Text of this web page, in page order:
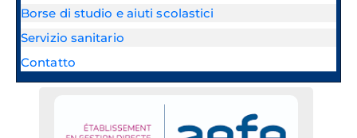
Borse di studio e aiuti scolastici
Servizio sanitario
Contatto